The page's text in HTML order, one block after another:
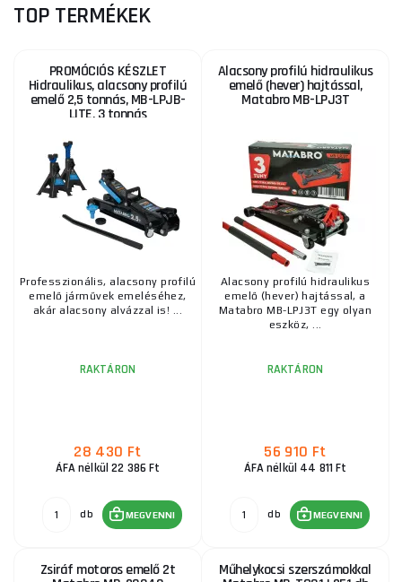
TOP TERMÉKEK
PROMÓCIÓS KÉSZLET
Hidraulikus, alacsony profilú
emelő 2,5 tonnás, MB-LPJB-
LITE, 3 tonnás
Professzionális, alacsony profilú
emelő járművek emeléséhez,
akár alacsony alvázzal is! ...
RAKTÁRON
28 430 Ft
ÁFA nélkül 22 386 Ft
db MEGVENNI
Alacsony profilú hidraulikus
emelő (hever) hajtással,
Matabro MB-LPJ3T
Alacsony profilú hidraulikus
emelő (hever) hajtással, a
Matabro MB-LPJ3T egy olyan
eszköz, ...
RAKTÁRON
56 910 Ft
ÁFA nélkül 44 811 Ft
db MEGVENNI
Zsiráf motoros emelő 2t Műhelykocsi szerszámokkal